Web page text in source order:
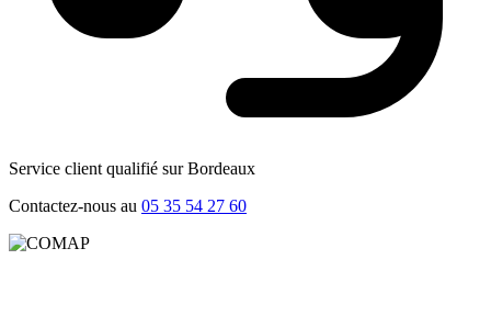
Service client qualifié sur Bordeaux
Contactez-nous au 05 35 54 27 60